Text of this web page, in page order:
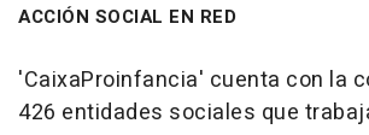
ACCIÓN SOCIAL EN RED
'CaixaProinfancia' cuenta con la
426 entidades sociales que